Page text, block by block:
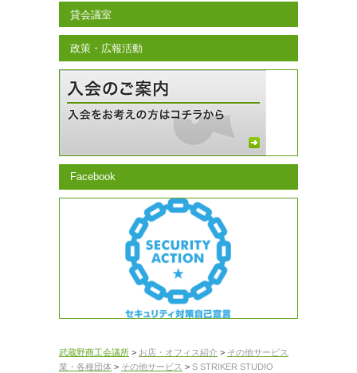
貸会議室
政策・広報活動
Facebook
武蔵野商工会議所 > お店・オフィス紹介 > その他サービス
業・各種団体 > その他サービス > S STRIKER STUDIO